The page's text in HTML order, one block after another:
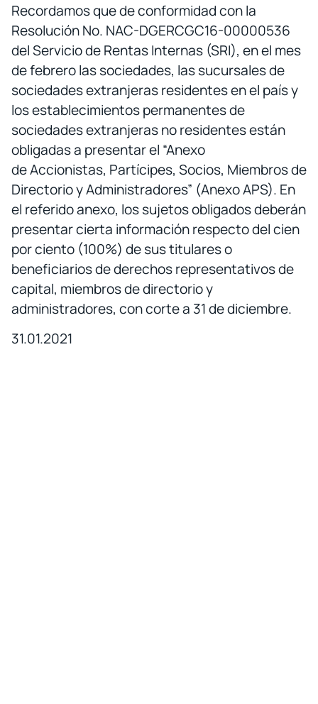
Recordamos que de conformidad con la
Resolución No. NAC-DGERCGC16-00000536
del Servicio de Rentas Internas (SRI), en el mes
de febrero las sociedades, las sucursales de
sociedades extranjeras residentes en el país y
los establecimientos permanentes de
sociedades extranjeras no residentes están
obligadas a presentar el “Anexo
de Accionistas, Partícipes, Socios, Miembros de
Directorio y Administradores” (Anexo APS). En
el referido anexo, los sujetos obligados deberán
presentar cierta información respecto del cien
por ciento (100%) de sus titulares o
beneficiarios de derechos representativos de
capital, miembros de directorio y
administradores, con corte a 31 de diciembre.
31.01.2021